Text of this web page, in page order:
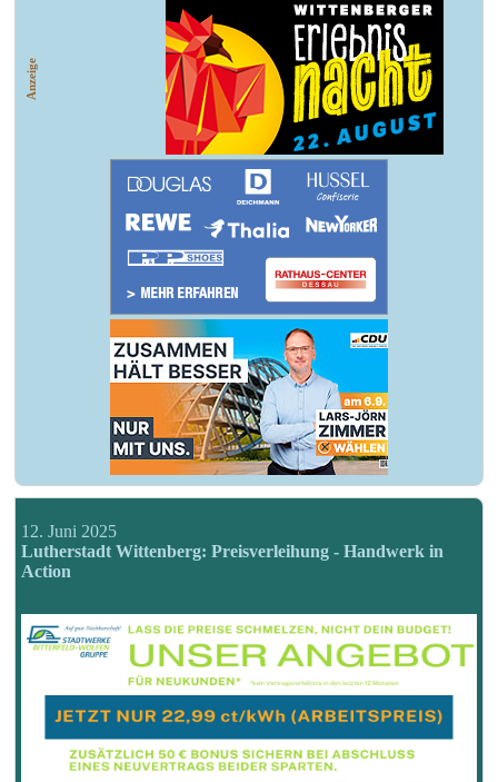
12. Juni 2025
Lutherstadt Wittenberg: Preisverleihung - Handwerk in
Action
Anzeige